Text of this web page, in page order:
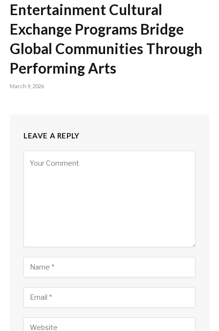
Entertainment Cultural
Exchange Programs Bridge
Global Communities Through
Performing Arts
March 9, 2026
LEAVE A REPLY